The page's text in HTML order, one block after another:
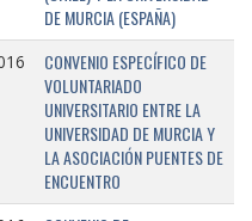
DE MURCIA (ESPAÑA)
CONVENIO ESPECÍFICO DE
VOLUNTARIADO
UNIVERSITARIO ENTRE LA
UNIVERSIDAD DE MURCIA Y
LA ASOCIACIÓN PUENTES DE
ENCUENTRO